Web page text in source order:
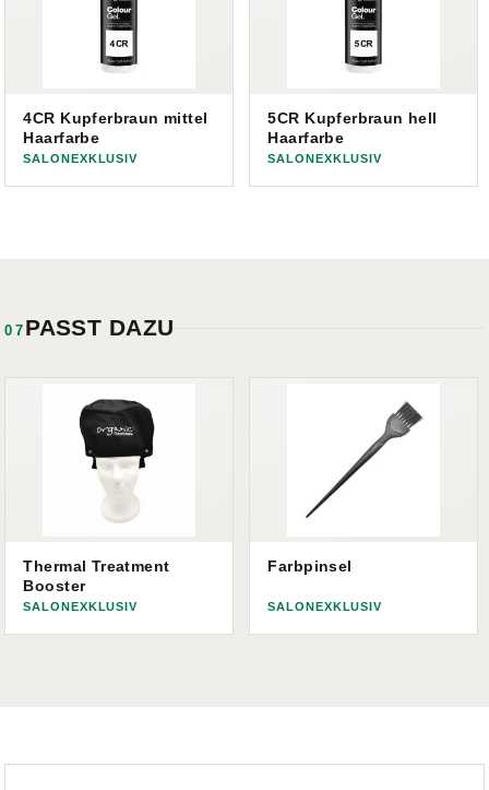
4CR Kupferbraun mittel
Haarfarbe
SALONEXKLUSIV
5CR Kupferbraun hell
Haarfarbe
SALONEXKLUSIV
07 PASST DAZU
Thermal Treatment
Booster
SALONEXKLUSIV
Farbpinsel
SALONEXKLUSIV